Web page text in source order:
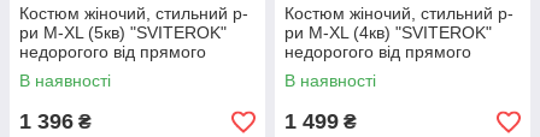
Костюм жіночий, стильний р-
ри M-XL (5кв) "SVITEROK"
недорогого від прямого
постачальника
В наявності
1 396 ₴
Костюм жіночий, стильний р-
ри M-XL (4кв) "SVITEROK"
недорогого від прямого
постачальника
В наявності
1 499 ₴